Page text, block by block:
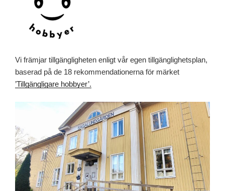
Vi främjar tillgängligheten enligt vår egen tillgänglighetsplan,
baserad på de 18 rekommendationerna för märket
’Tillgängligare hobbyer’.